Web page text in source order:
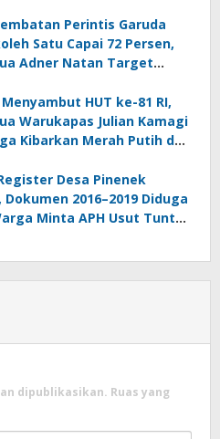
Perintis Garuda
Satu Capai 72 Persen,
Adner Natan Target
HUT ke-81 RI,
Warukapas Julian Kamagi
Kibarkan Merah Putih dan
Desa Pinenek
2016–2019 Diduga
Minta APH Usut Tuntas
dipublikasikan. Ruas yang